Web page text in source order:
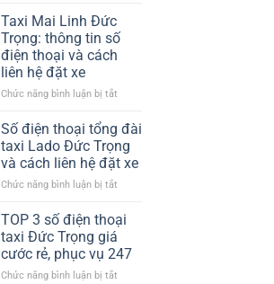
không?
Dương:
số
điện
và
cước
chi
tiết
Taxi Mai Linh Đức
Trọng: thông tin số
điện thoại và cách
liên hệ đặt xe
Chức năng bình luận bị tắtở
Mai
Linh
Đức
Trọng:
thông
số
điện
thoại
và
cách
Số điện thoại tổng đài
taxi Lado Đức Trọng
và cách liên hệ đặt xe
Chức năng bình luận bị tắtở
điện
thoại
tổng
đài
taxi
TOP 3 số điện thoại
taxi Đức Trọng giá
cước rẻ, phục vụ 247
Chức năng bình luận bị tắtở